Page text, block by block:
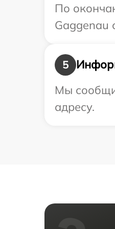
По
Gaggenau
5
Мы
адресу.